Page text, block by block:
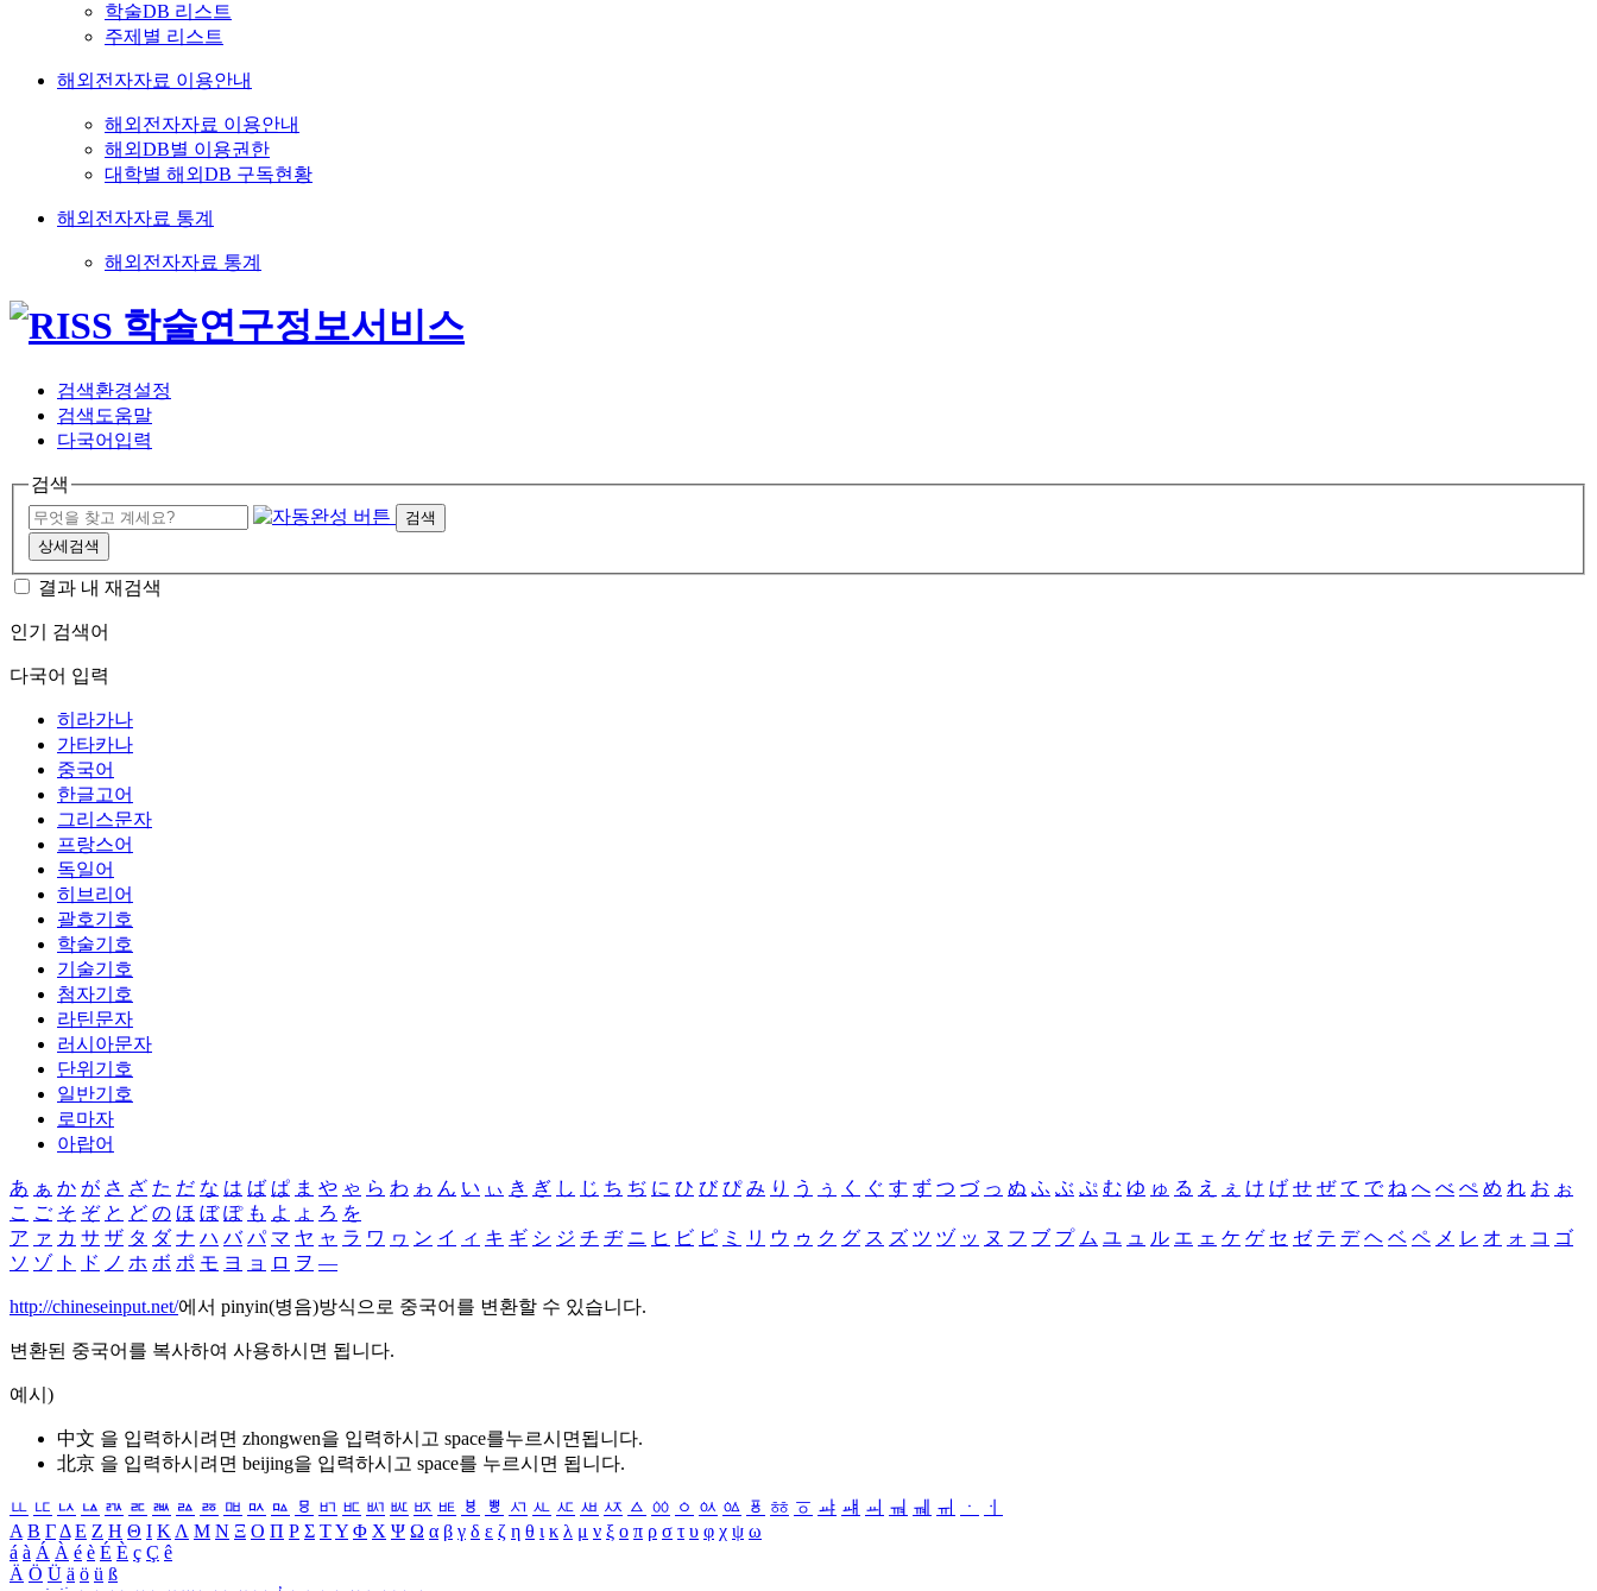
학술DB 리스트
주제별 리스트
해외전자자료 이용안내
해외전자자료 이용안내
해외DB별 이용권한
대학별 해외DB 구독현황
해외전자자료 통계
해외전자자료 통계
검색환경설정
검색도움말
다국어입력
검색
검색
상세검색
결과 내 재검색
인기 검색어
다국어 입력
히라가나
가타카나
중국어
한글고어
그리스문자
프랑스어
독일어
히브리어
괄호기호
학술기호
기술기호
첨자기호
라틴문자
러시아문자
단위기호
일반기호
로마자
아랍어
あ ぁ か が さ ざ た だ な は ば ぱ ま や ゃ ら わ ゎ ん い ぃ き ぎ し じ ち ぢ に ひ び ぴ み り う ぅ く ぐ す ず つ づ っ ぬ ふ ぶ ぷ む ゆ ゅ る え ぇ け げ せ ぜ て で ね へ べ ぺ め れ お ぉ
こ ご そ ぞ と ど の ほ ぼ ぽ も よ ょ ろ を
ア ァ カ サ ザ タ ダ ナ ハ バ パ マ ヤ ャ ラ ワ ヮ ン イ ィ キ ギ シ ジ チ ヂ ニ ヒ ビ ピ ミ リ ウ ゥ ク グ ス ズ ツ ヅ ッ ヌ フ ブ プ ム ユ ュ ル エ ェ ケ ゲ セ ゼ テ デ ヘ ベ ペ メ レ オ ォ コ ゴ
ソ ゾ ト ド ノ ホ ボ ポ モ ヨ ョ ロ ヲ ―
http://chineseinput.net/에서 pinyin(병음)방식으로 중국어를 변환할 수 있습니다.
변환된 중국어를 복사하여 사용하시면 됩니다.
예시)
中文 을 입력하시려면 zhongwen을 입력하시고 space를누르시면됩니다.
北京 을 입력하시려면 beijing을 입력하시고 space를 누르시면 됩니다.
ㅥ ㅦ ㅧ ㅨ ㅩ ㅪ ㅫ ㅬ ㅭ ㅮ ㅯ ㅰ ㅱ ㅲ ㅳ ㅴ ㅵ ㅶ ㅷ ㅸ ㅹ ㅺ ㅻ ㅼ ㅽ ㅾ ㅿ ㆀ ㆁ ㆂ ㆃ ㆄ ㆅ ㆆ ㆇ ㆈ ㆉ ㆊ ㆋ ㆌ ㆍ
ㆎ
Α Β ΓΔ Ε Ζ Η Θ Ι ΚΛ Μ Ν Ξ Ο Π Ρ Σ ΤΥ Φ Χ Ψ Ω α β γ δ ε ζ η θ ι κ λ μ ν ξ ο π ρ σ τ υ φ χ ψ ω
á à Á À é è É È ç Ç ê
Ä Ö Ü ä ö ü ß